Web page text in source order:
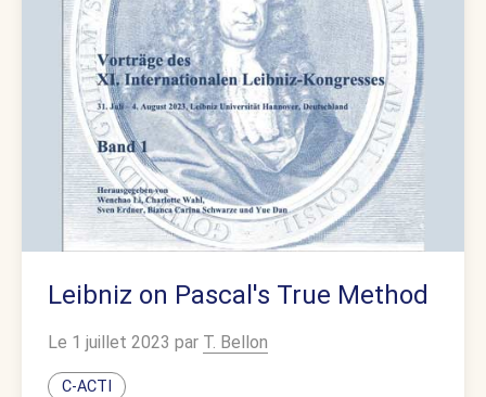
Leibniz on Pascal's True Method
Le 1 juillet 2023 par T. Bellon
C-ACTI